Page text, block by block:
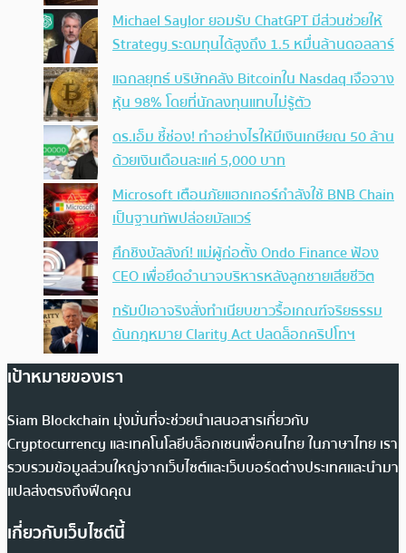
Michael Saylor ยอมรับ ChatGPT มีส่วนช่วยให้
Strategy ระดมทุนได้สูงถึง 1.5 หมื่นล้านดอลลาร์
แฉกลยุทธ์ บริษัทคลัง Bitcoinใน Nasdaq เจือจาง
หุ้น 98% โดยที่นักลงทุนแทบไม่รู้ตัว
ดร.เอ็ม ชี้ช่อง! ทำอย่างไรให้มีเงินเกษียณ 50 ล้าน
ด้วยเงินเดือนละแค่ 5,000 บาท
Microsoft เตือนภัยแฮกเกอร์กำลังใช้ BNB Chain
เป็นฐานทัพปล่อยมัลแวร์
ศึกชิงบัลลังก์! แม่ผู้ก่อตั้ง Ondo Finance ฟ้อง
CEO เพื่อยึดอำนาจบริหารหลังลูกชายเสียชีวิต
ทรัมป์เอาจริง สั่งทำเนียบขาวรื้อเกณฑ์จริยธรรม
ดันกฎหมาย Clarity Act ปลดล็อกคริปโทฯ
เป้าหมายของเรา
Siam Blockchain มุ่งมั่นที่จะช่วยนำเสนอสารเกี่ยวกับ
Cryptocurrency และเทคโนโลยีบล็อกเชนเพื่อคนไทย ในภาษาไทย เรา
รวบรวมข้อมูลส่วนใหญ่จากเว็บไซต์และเว็บบอร์ดต่างประเทศและนำมา
แปลส่งตรงถึงฟีดคุณ
เกี่ยวกับเว็บไซต์นี้